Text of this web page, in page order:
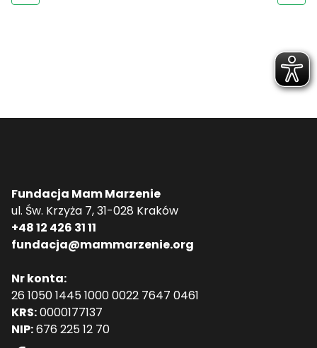
Fundacja Mam Marzenie
ul. Św. Krzyża 7, 31-028 Kraków
+48 12 426 31 11
fundacja@mammarzenie.org
Nr konta:
26 1050 1445 1000 0022 7647 0461
KRS:0000177137
NIP:676 225 12 70